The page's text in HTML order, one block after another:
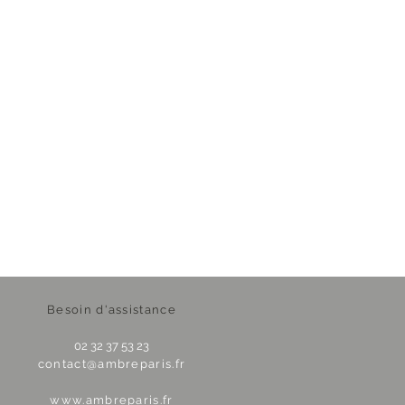
Besoin d'assistance
02 32 37 53 23
contact@ambreparis.fr
www.ambreparis.fr